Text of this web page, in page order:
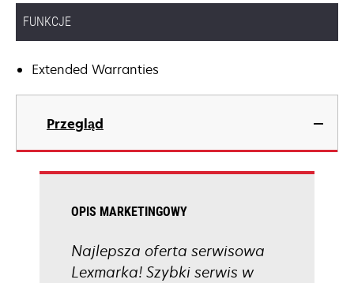
FUNKCJE
Extended Warranties
Przegląd
OPIS MARKETINGOWY
Najlepsza oferta serwisowa
Lexmarka! Szybki serwis w